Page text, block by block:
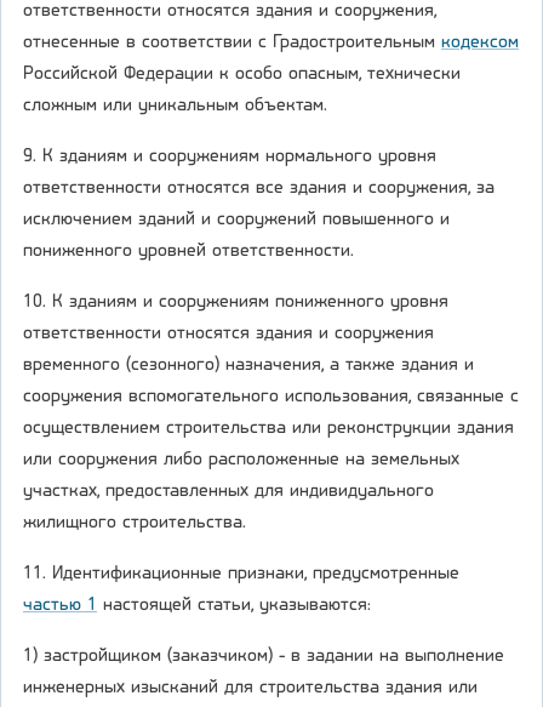
ответственности относятся здания и сооружения,
отнесенные в соответствии с Градостроительным кодексом
Российской Федерации к особо опасным, технически
сложным или уникальным объектам.
9. К зданиям и сооружениям нормального уровня
ответственности относятся все здания и сооружения, за
исключением зданий и сооружений повышенного и
пониженного уровней ответственности.
10. К зданиям и сооружениям пониженного уровня
ответственности относятся здания и сооружения
временного (сезонного) назначения, а также здания и
сооружения вспомогательного использования, связанные с
осуществлением строительства или реконструкции здания
или сооружения либо расположенные на земельных
участках, предоставленных для индивидуального
жилищного строительства.
11. Идентификационные признаки, предусмотренные
частью 1 настоящей статьи, указываются:
1) застройщиком (заказчиком) - в задании на выполнение
инженерных изысканий для строительства здания или